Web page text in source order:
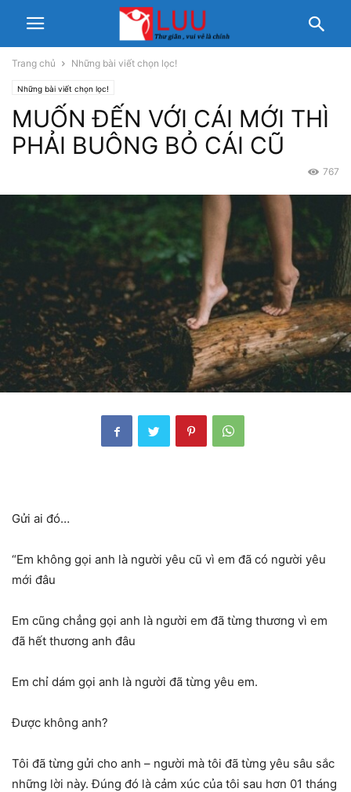
Trang chủ Những bài viết chọn lọc!
Những bài viết chọn lọc!
MUỐN ĐẾN VỚI CÁI MỚI THÌ
PHẢI BUÔNG BỎ CÁI CŨ
767
Gửi ai đó…
“Em không gọi anh là người yêu cũ vì em đã có người yêu
mới đâu
Em cũng chẳng gọi anh là người em đã từng thương vì em
đã hết thương anh đâu
Em chỉ dám gọi anh là người đã từng yêu em.
Được không anh?
Tôi đã từng gửi cho anh – người mà tôi đã từng yêu sâu sắc
những lời này. Đúng đó là cảm xúc của tôi sau hơn 01 tháng